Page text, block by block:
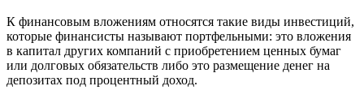
К финансовым вложениям относятся такие виды инвестиций,
которые финансисты называют портфельными: это вложения
в капитал других компаний с приобретением ценных бумаг
или долговых обязательств либо это размещение денег на
депозитах под процентный доход.